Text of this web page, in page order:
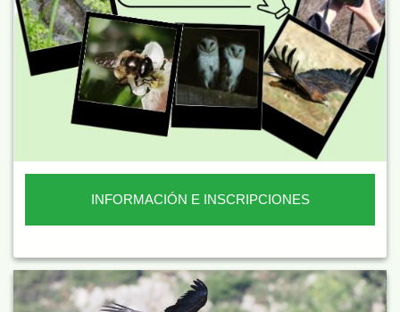
INFORMACIÓN E INSCRIPCIONES